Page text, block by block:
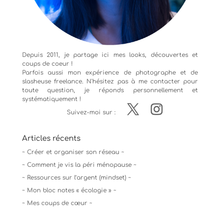
Depuis 2011, je partage ici mes looks, découvertes et
coups de coeur !
Parfois aussi mon expérience de photographeet de
slasheuse freelance. N'hésitez pas à me contacter pour
toute question, je réponds personnellement et
systématiquement !
Suivez-moi sur :
Articles récents
~ Créer et organiser son réseau ~
~ Comment je vis la péri ménopause ~
~ Ressources sur l’argent (mindset) ~
~ Mon bloc notes « écologie » ~
~ Mes coups de cœur ~